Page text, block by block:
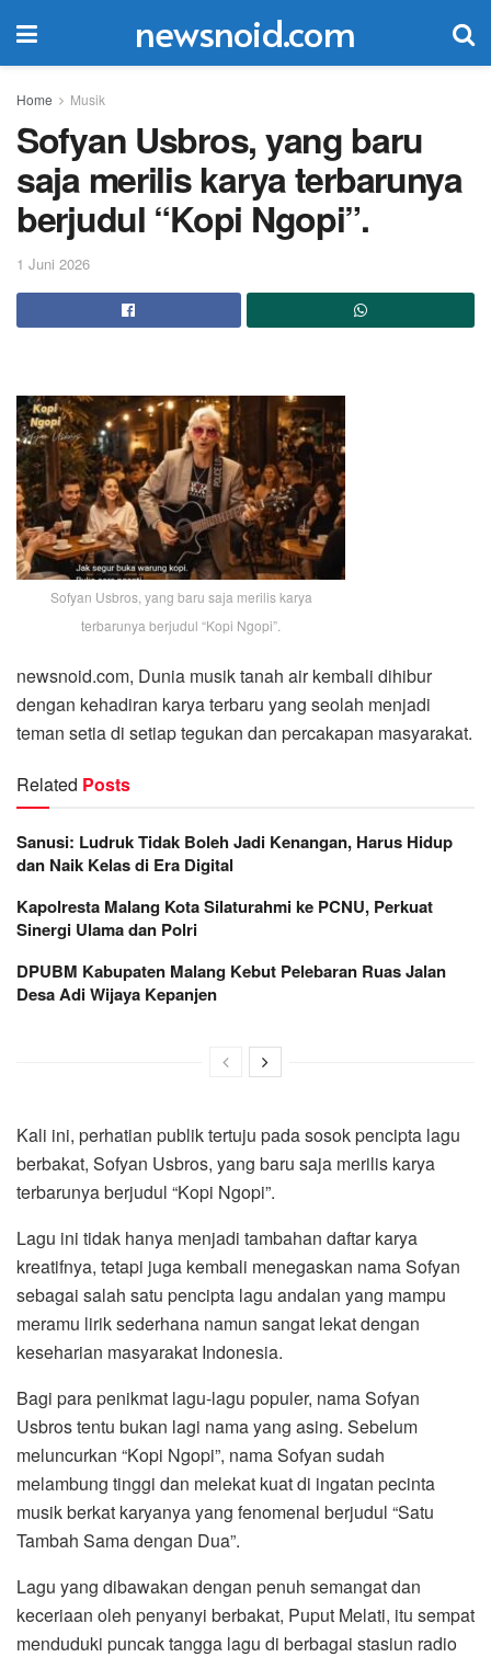
newsnoid.com
Home Musik
Sofyan Usbros, yang baru
saja merilis karya terbarunya
berjudul “Kopi Ngopi”.
1 Juni 2026
Sofyan Usbros, yang baru saja merilis karya
terbarunya berjudul “Kopi Ngopi”.
newsnoid.com, Dunia musik tanah air kembali dihibur
dengan kehadiran karya terbaru yang seolah menjadi
teman setia di setiap tegukan dan percakapan masyarakat.
Related Posts
Sanusi: Ludruk Tidak Boleh Jadi Kenangan, Harus Hidup
dan Naik Kelas di Era Digital
Kapolresta Malang Kota Silaturahmi ke PCNU, Perkuat
Sinergi Ulama dan Polri
DPUBM Kabupaten Malang Kebut Pelebaran Ruas Jalan
Desa Adi Wijaya Kepanjen
Kali ini, perhatian publik tertuju pada sosok pencipta lagu
berbakat, Sofyan Usbros, yang baru saja merilis karya
terbarunya berjudul “Kopi Ngopi”.
Lagu ini tidak hanya menjadi tambahan daftar karya
kreatifnya, tetapi juga kembali menegaskan nama Sofyan
sebagai salah satu pencipta lagu andalan yang mampu
meramu lirik sederhana namun sangat lekat dengan
keseharian masyarakat Indonesia.
Bagi para penikmat lagu-lagu populer, nama Sofyan
Usbros tentu bukan lagi nama yang asing. Sebelum
meluncurkan “Kopi Ngopi”, nama Sofyan sudah
melambung tinggi dan melekat kuat di ingatan pecinta
musik berkat karyanya yang fenomenal berjudul “Satu
Tambah Sama dengan Dua”.
Lagu yang dibawakan dengan penuh semangat dan
keceriaan oleh penyanyi berbakat, Puput Melati, itu sempat
menduduki puncak tangga lagu di berbagai stasiun radio